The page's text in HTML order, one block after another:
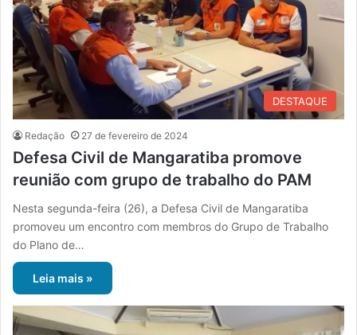
DESTAQUE
Redação 27 de fevereiro de 2024
Defesa Civil de Mangaratiba promove
reunião com grupo de trabalho do PAM
Nesta segunda-feira (26), a Defesa Civil de Mangaratiba
promoveu um encontro com membros do Grupo de Trabalho
do Plano de…
Leia mais »